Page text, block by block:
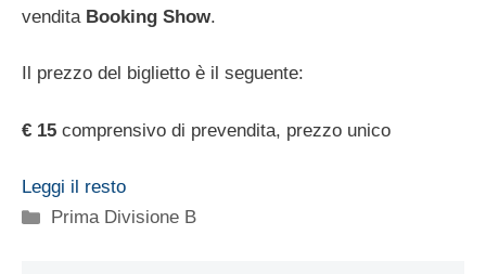
vendita Booking Show.
Il prezzo del biglietto è il seguente:
€ 15 comprensivo di prevendita, prezzo unico
Leggi il resto
Categorie
Prima Divisione B